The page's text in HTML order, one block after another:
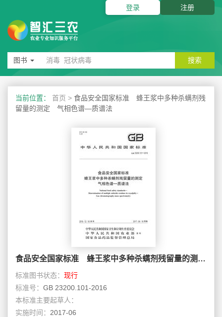
登录 注册
图书 搜索
当前位置： 首页 > 食品安全国家标准 蜂王浆中多种杀螨剂残
留量的测定 气相色谱—质谱法
食品安全国家标准 蜂王浆中多种杀螨剂残留量的测定 气相色谱—质谱法
标准图书状态： 现行
标准号： GB 23200.101-2016
本标准主要起草人：
实施时间： 2017-06